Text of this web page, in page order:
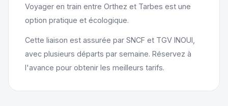
Voyager en train entre Orthez et Tarbes est une
option pratique et écologique.
Cette liaison est assurée par SNCF et TGV INOUI,
avec plusieurs départs par semaine. Réservez à
l'avance pour obtenir les meilleurs tarifs.